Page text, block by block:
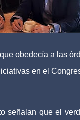
obedecía a las
en el
señalan que el